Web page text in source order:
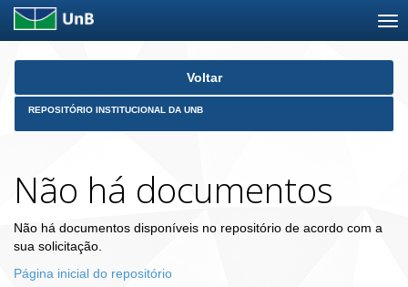
Skip
Voltar
REPOSITÓRIO INSTITUCIONAL DA UNB
Não há documentos
Não há documentos disponíveis no repositório de acordo com a
sua solicitação.
Página inicial do repositório